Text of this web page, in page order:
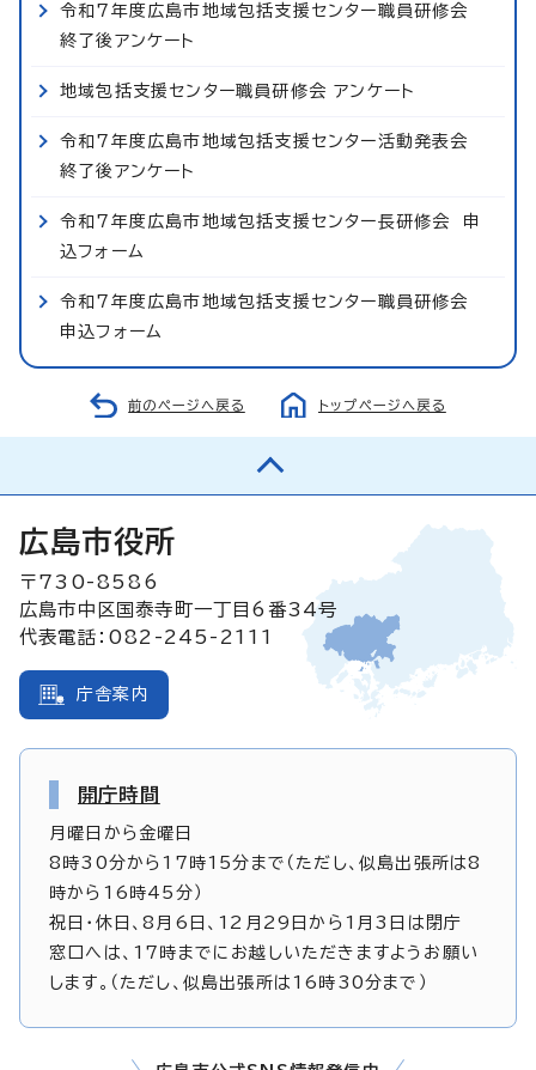
令和7年度広島市地域包括支援センター職員研修会
終了後アンケート
地域包括支援センター職員研修会 アンケート
令和7年度広島市地域包括支援センター活動発表会
終了後アンケート
令和7年度広島市地域包括支援センター長研修会 申
込フォーム
令和7年度広島市地域包括支援センター職員研修会
申込フォーム
前のページへ戻る トップページへ戻る
広島市役所
〒730-8586
広島市中区国泰寺町一丁目6番34号
代表電話：082-245-2111
庁舎案内
開庁時間
月曜日から金曜日
8時30分から17時15分まで（ただし、似島出張所は8
時から16時45分）
祝日・休日、8月6日、12月29日から1月3日は閉庁
窓口へは、17時までにお越しいただきますようお願い
します。（ただし、似島出張所は16時30分まで）